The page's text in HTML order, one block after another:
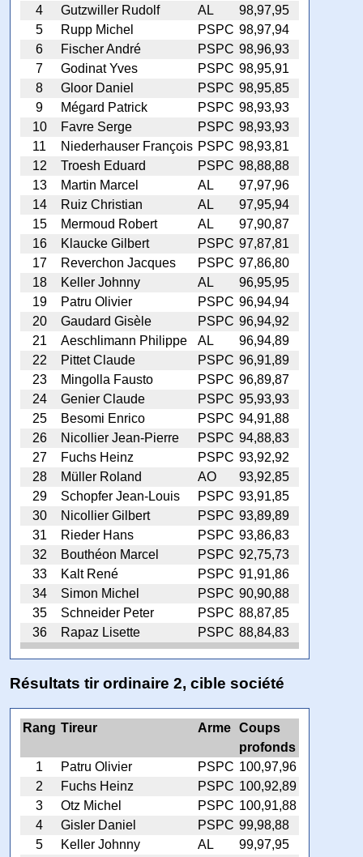
4
Gutzwiller Rudolf AL
98,97,95
5
Rupp Michel PSPC 98,97,94
6
Fischer André PSPC 98,96,93
7
Godinat Yves PSPC 98,95,91
8
Gloor Daniel PSPC 98,95,85
9
Mégard Patrick PSPC 98,93,93
10
Favre Serge PSPC 98,93,93
11
Niederhauser François PSPC 98,93,81
12
Troesh Eduard PSPC 98,88,88
13
Martin Marcel AL
97,97,96
14
Ruiz Christian AL
97,95,94
15
Mermoud Robert AL
97,90,87
16
Klaucke Gilbert PSPC 97,87,81
17
Reverchon Jacques PSPC 97,86,80
18
Keller Johnny AL
96,95,95
19
Patru Olivier PSPC 96,94,94
20
Gaudard Gisèle PSPC 96,94,92
21
Aeschlimann Philippe AL
96,94,89
22
Pittet Claude PSPC 96,91,89
23
Mingolla Fausto PSPC 96,89,87
24
Genier Claude PSPC 95,93,93
25
Besomi Enrico PSPC 94,91,88
26
Nicollier Jean-Pierre PSPC 94,88,83
27
Fuchs Heinz PSPC 93,92,92
28
Müller Roland AO
93,92,85
29
Schopfer Jean-Louis PSPC 93,91,85
30
Nicollier Gilbert PSPC 93,89,89
31
Rieder Hans PSPC 93,86,83
32
Bouthéon Marcel PSPC 92,75,73
33
Kalt René PSPC 91,91,86
34
Simon Michel PSPC 90,90,88
35
Schneider Peter PSPC 88,87,85
36
Rapaz Lisette PSPC 88,84,83
Résultats tir ordinaire 2, cible société
Rang Tireur Arme Coups
profonds
1
Patru Olivier PSPC 100,97,96
2
Fuchs Heinz PSPC 100,92,89
3
Otz Michel PSPC 100,91,88
4
Gisler Daniel PSPC 99,98,88
5
Keller Johnny AL
99,97,95